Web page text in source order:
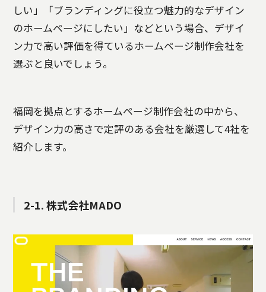
しい」「ブランディングに役立つ魅力的なデザイン
のホームページにしたい」などという場合、デザイ
ン力で高い評価を得ているホームページ制作会社を
選ぶと良いでしょう。
福岡を拠点とするホームページ制作会社の中から、
デザイン力の高さで定評のある会社を厳選して4社を
紹介します。
2-1. 株式会社MADO